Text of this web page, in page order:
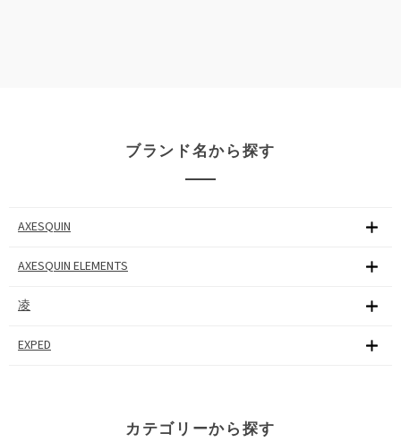
ブランド名から探す
AXESQUIN
AXESQUIN ELEMENTS
凌
EXPED
カテゴリーから探す